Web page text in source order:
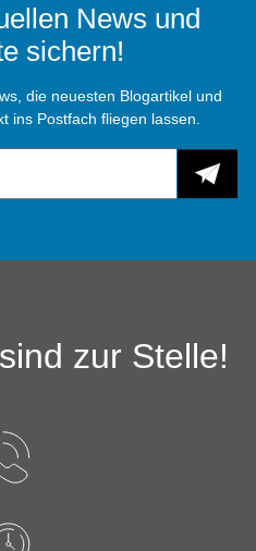
News und
sichern!
die neuesten Blogartikel und
ins Postfach fliegen lassen.
zur Stelle!